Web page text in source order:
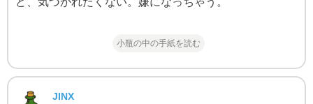
小瓶の中の手紙を読む
JINX